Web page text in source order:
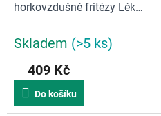
horkovzdušné fritézy Lékué
zelená
Skladem (>5 ks)
409 Kč
Do košíku